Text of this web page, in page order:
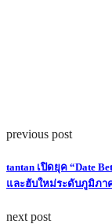
previous post
tantan เปิดยุค “Date
และฮับใหม่ระดับภูมิภา
next post